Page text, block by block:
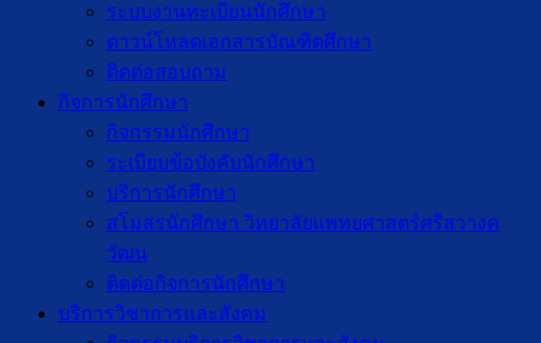
ระบบงานทะเบียนนักศึกษา
ดาวน์โหลดเอกสารบัณฑิตศึกษา
ติดต่อสอบถาม
กิจการนักศึกษา
กิจกรรมนักศึกษา
ระเบียบข้อบังคับนักศึกษา
บริการนักศึกษา
สโมสรนักศึกษา วิทยาลัยแพทยศาสตร์ศรีสวางค
วัฒน
ติดต่อกิจการนักศึกษา
บริการวิชาการและสังคม